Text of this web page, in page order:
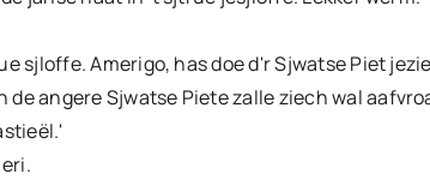
sjloffe. Amerigo, has doe d'r Sjwatse Piet
de angere Sjwatse Piete zalle ziech wal